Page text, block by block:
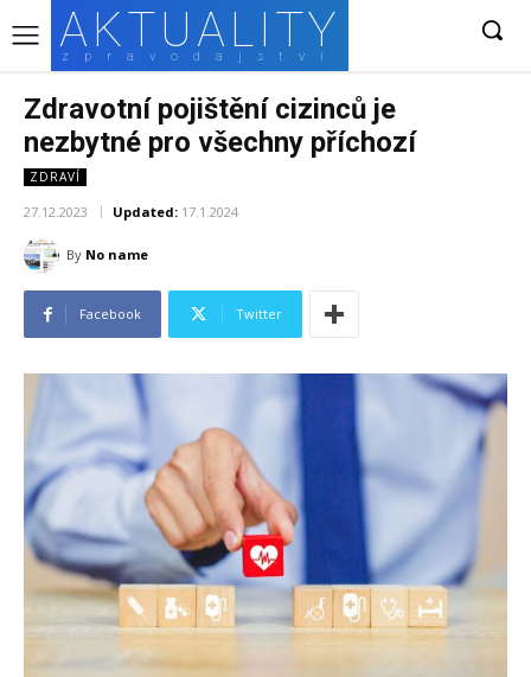
AKTUALITY
zpravodajství
Zdravotní pojištění cizinců je
nezbytné pro všechny příchozí
ZDRAVÍ
27.12.2023 Updated: 17.1.2024
By No name
Facebook Twitter